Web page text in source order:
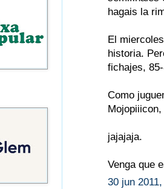
hagais la
El
historia.
fichajes,
Como
jajajaja.
Venga que
30 jun